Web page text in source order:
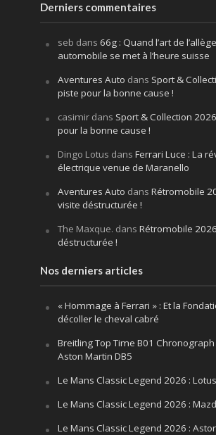
Derniers commentaires
seb dans 66g : Quand l’art de
automobile se met à l’heure suisse
Aventures Auto dans Sport &
piste pour la bonne cause !
casimirdans Sport & Collection
pour la bonne cause !
Dingo Lotus dans Ferrari Luce : La
électrique venue de Maranello
Aventures Auto dans Rétromobile
visite déstructurée !
The Maxque. dans Rétromobile
déstructurée !
Nos derniers articles
« Hommage à Ferrari » : Et la
décoller le cheval cabré
Breitling Top Time B01
Aston Martin DB5
Le Mans Classic Legend 2026 : Lotus
Le Mans Classic Legend 2026 :
Le Mans Classic Legend 2026 :